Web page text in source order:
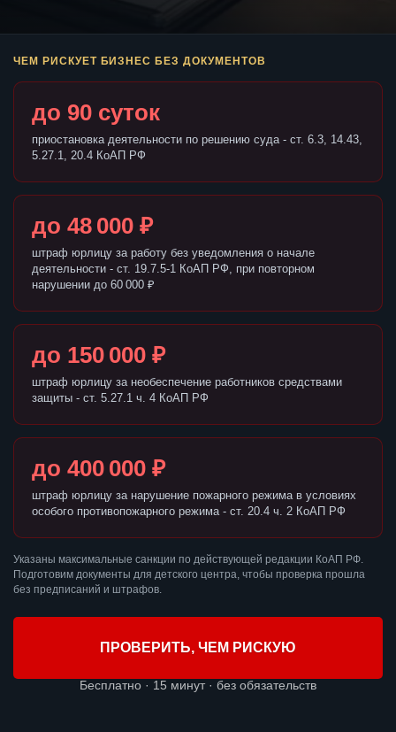
ЧЕМ РИСКУЕТ БИЗНЕС БЕЗ ДОКУМЕНТОВ
до 90 суток
приостановка деятельности по решению суда - ст. 6.3, 14.43,
5.27.1, 20.4 КоАП РФ
до 48 000 ₽
штраф юрлицу за работу без уведомления о начале
деятельности - ст. 19.7.5-1 КоАП РФ, при повторном
нарушении до 60 000 ₽
до 150 000 ₽
штраф юрлицу за необеспечение работников средствами
защиты - ст. 5.27.1 ч. 4 КоАП РФ
до 400 000 ₽
штраф юрлицу за нарушение пожарного режима в условиях
особого противопожарного режима - ст. 20.4 ч. 2 КоАП РФ
Указаны максимальные санкции по действующей редакции КоАП РФ.
Подготовим документы для детского центра, чтобы проверка прошла
без предписаний и штрафов.
ПРОВЕРИТЬ, ЧЕМ РИСКУЮ
Бесплатно · 15 минут · без обязательств